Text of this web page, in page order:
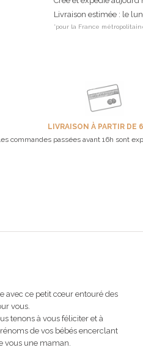
Livraison estimée : le
*pour la France
LIVRAISON À PARTIR DE
commandes passées avant 16h sont
avec ce petit cœur entouré des
vous.
tenons à vous féliciter et à
de vos bébés encerclant
vous une maman.